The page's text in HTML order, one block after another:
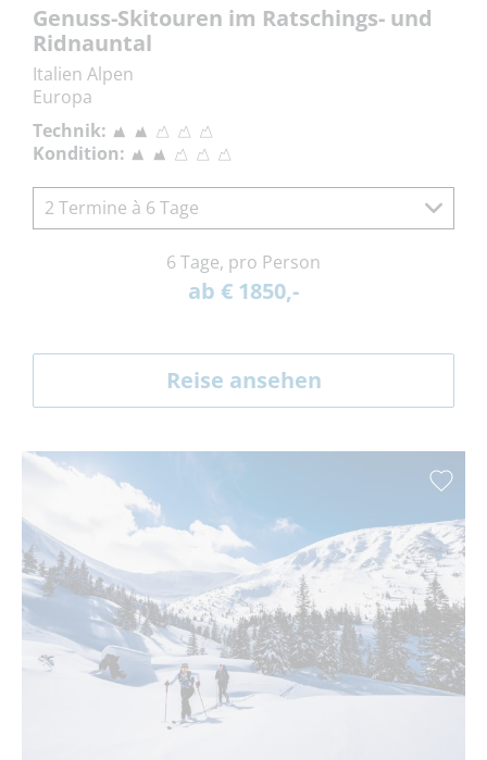
Genuss-Skitouren im Ratschings- und
Ridnauntal
Italien Alpen
Europa
Technik:
Kondition:
2 Termine à 6 Tage
6 Tage, pro Person
ab € 1850,-
Reise ansehen